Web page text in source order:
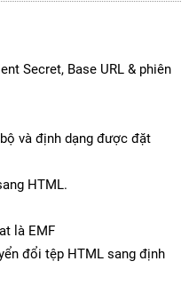
Secret, Base URL & phiên
và định dạng được đặt
HTML.
là EMF
đổi tệp HTML sang định